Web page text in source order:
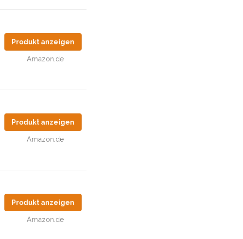
Produkt anzeigen
Amazon.de
Produkt anzeigen
Amazon.de
Produkt anzeigen
Amazon.de